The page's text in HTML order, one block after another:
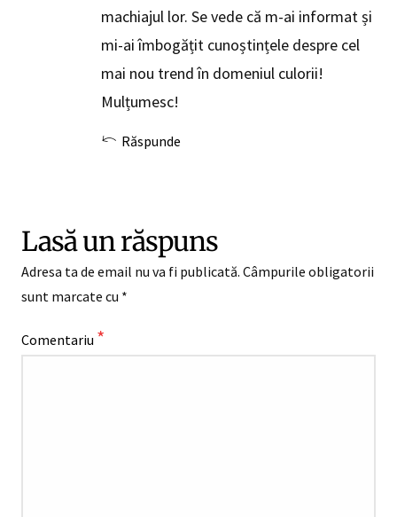
machiajul lor. Se vede că m-ai informat și
mi-ai îmbogățit cunoștințele despre cel
mai nou trend în domeniul culorii!
Mulțumesc!
Răspunde
Lasă un răspuns
Adresa ta de email nu va fi publicată. Câmpurile obligatorii
sunt marcate cu *
Comentariu *